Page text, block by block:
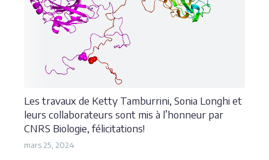
Les travaux de Ketty Tamburrini, Sonia Longhi et
leurs collaborateurs sont mis à l’honneur par
CNRS Biologie, félicitations!
mars 25, 2024